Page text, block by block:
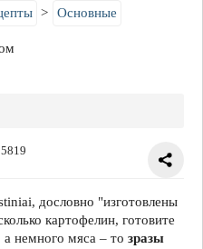
Основные
5819
дословно "изготовлены
картофелин, готовите
а немного мяса – то зразы